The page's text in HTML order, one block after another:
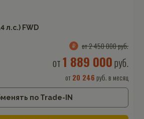
л.с.) FWD
от 2 450 000 руб.
от1 889 000руб.
от20 246 руб. в месяц
по Trade-IN